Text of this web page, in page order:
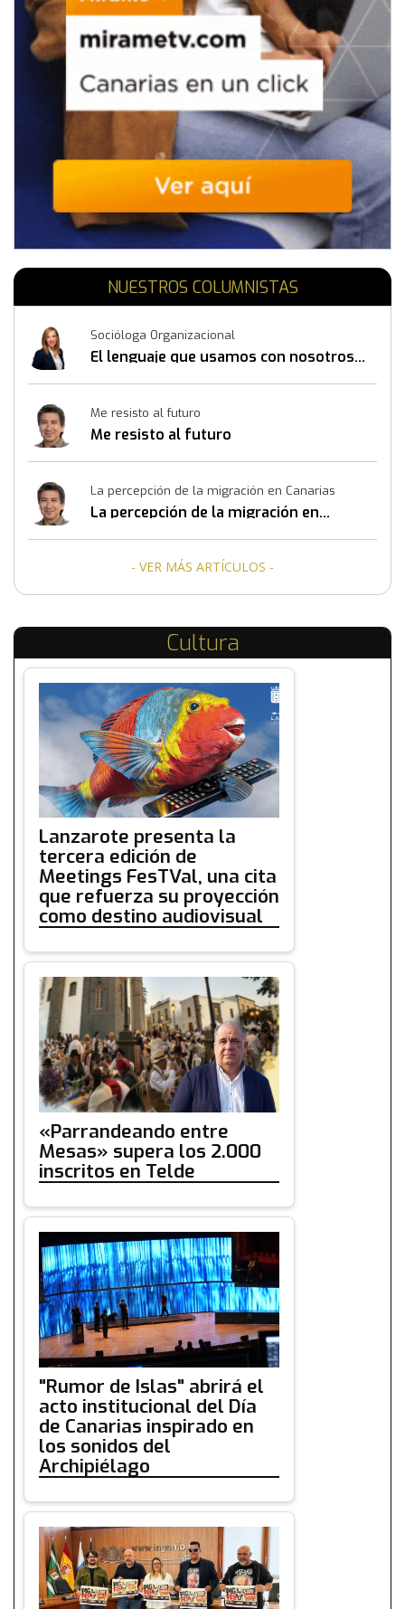
NUESTROS COLUMNISTAS
Socióloga Organizacional
El lenguaje que usamos con nosotros
Me resisto al futuro
Me resisto al futuro
La percepción de la migración en Canarias
La percepción de la migración en
- VER MÁS ARTÍCULOS -
Cultura
Lanzarote presenta la
tercera edición de
Meetings FesTVal, una cita
que refuerza su proyección
como destino audiovisual
«Parrandeando entre
Mesas» supera los 2.000
inscritos en Telde
"Rumor de Islas" abrirá el
acto institucional del Día
de Canarias inspirado en
los sonidos del
Archipiélago